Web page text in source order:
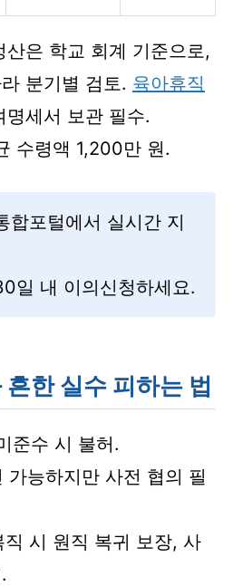
은 학교 회계 기준으로,
분기별 검토. 육아휴직
명세서 보관 필수.
수령액 1,200만 원.
합포털에서 실시간 지
일 내 이의신청하세요.
한 실수 피하는 법
준수 시 불허.
가능하지만 사전 협의 필
시 원직 복귀 보장, 사